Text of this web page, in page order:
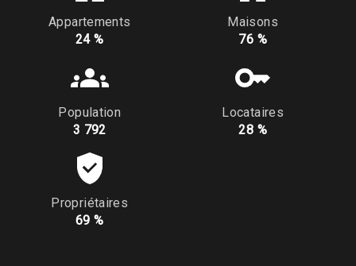
Appartements
24 %
Maisons
76 %
Population
3 792
Locataires
28 %
Propriétaires
69 %